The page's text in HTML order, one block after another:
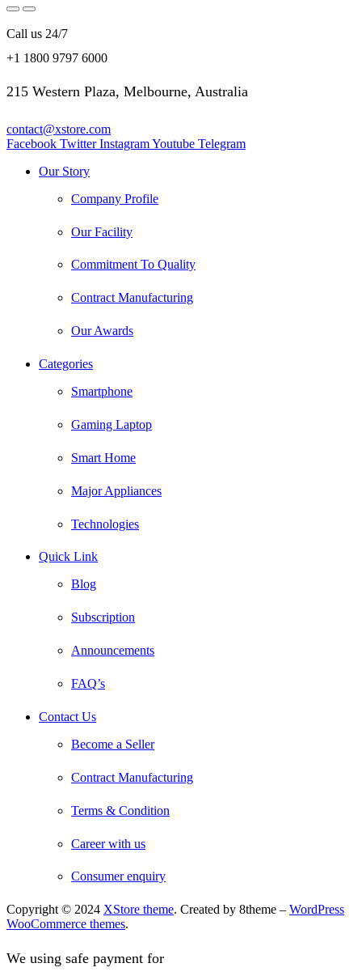
Call us 24/7
+1 1800 9797 6000
215 Western Plaza, Melbourne, Australia
contact@xstore.com
Facebook Twitter InstagramYoutube Telegram
Our Story
Company Profile
Our Facility
Commitment To Quality
Contract Manufacturing
Our Awards
Categories
Smartphone
Gaming Laptop
Smart Home
Major Appliances
Technologies
Quick Link
Blog
Subscription
Announcements
FAQ’s
Contact Us
Become a Seller
Contract Manufacturing
Terms & Condition
Career with us
Consumer enquiry
Copyright © 2024 XStore theme. Created by 8theme – WordPress
WooCommerce themes.
We using safe payment for